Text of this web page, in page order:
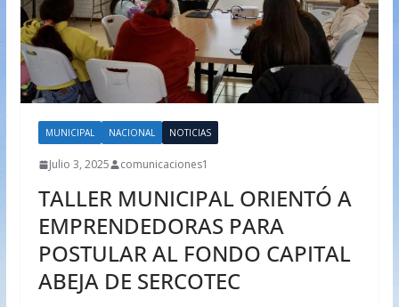
MUNICIPAL NACIONAL NOTICIAS
Julio 3, 2025 comunicaciones1
TALLER MUNICIPAL ORIENTÓ A
EMPRENDEDORAS PARA
POSTULAR AL FONDO CAPITAL
ABEJA DE SERCOTEC